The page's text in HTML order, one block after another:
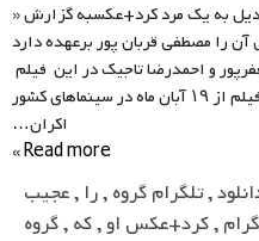
به یک مرد کرد+عکسبه گزارش «
کارگردانی آن را مصطفی قربان پور برعهده دارد
و احمدرضا تاجیک در این فیلم
به ایفای نقش می پردازند. این فیلم از ۱۹ آبان ماه در سینماهای کشور
اکران…
Read more »
,تلگرام گروه,را, عجیب
,کرد+عکس او,که,گروه